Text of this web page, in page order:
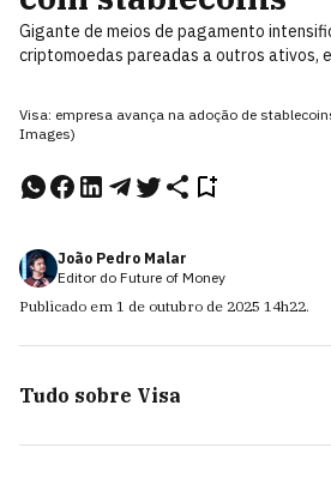
Gigante de meios de pagamento
criptomoedas pareadas a outros ativos,
Visa: empresa avança na adoção de
Images)
João Pedro Malar
Editor do Future of Money
Publicado em 1 de outubro de 2025 14h22.
Tudo sobre Visa